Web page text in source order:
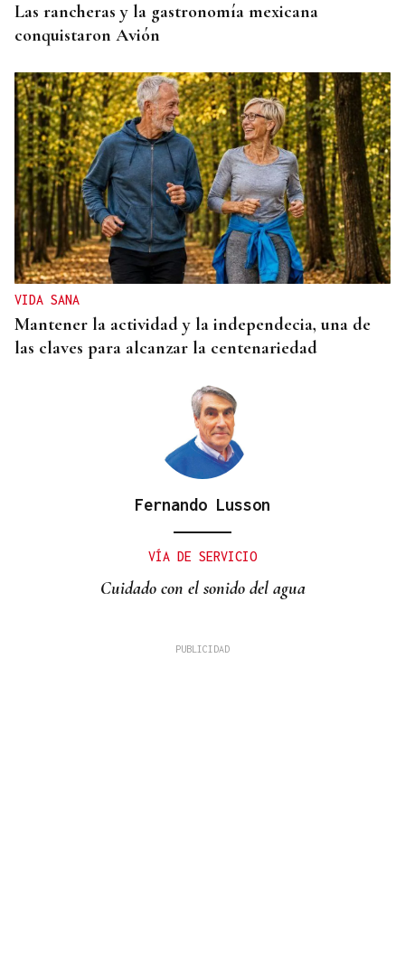
Las rancheras y la gastronomía mexicana
conquistaron Avión
VIDA SANA
Mantener la actividad y la independecia, una de
las claves para alcanzar la centenariedad
Fernando Lusson
VÍA DE SERVICIO
Cuidado con el sonido del agua